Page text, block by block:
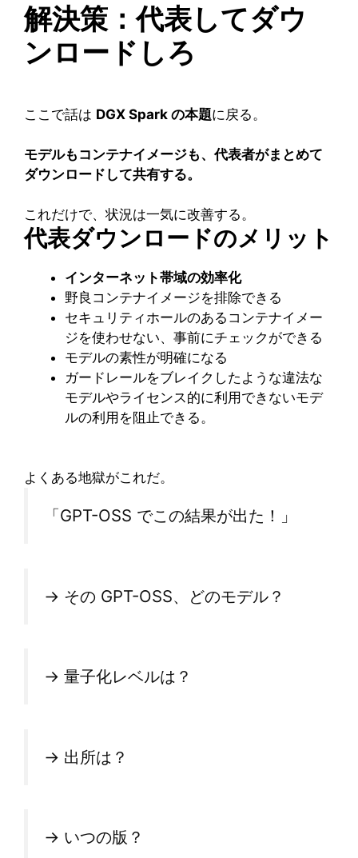
解決策：代表してダウ
ンロードしろ
ここで話は DGX Spark の本題に戻る。
モデルもコンテナイメージも、代表者がまとめて
ダウンロードして共有する。
これだけで、状況は一気に改善する。
代表ダウンロードのメリット
インターネット帯域の効率化
野良コンテナイメージを排除できる
セキュリティホールのあるコンテナイメー
ジを使わせない、事前にチェックができる
モデルの素性が明確になる
ガードレールをブレイクしたような違法な
モデルやライセンス的に利用できないモデ
ルの利用を阻止できる。
よくある地獄がこれだ。
「GPT-OSS でこの結果が出た！」
→ その GPT-OSS、どのモデル？
→ 量子化レベルは？
→ 出所は？
→ いつの版？